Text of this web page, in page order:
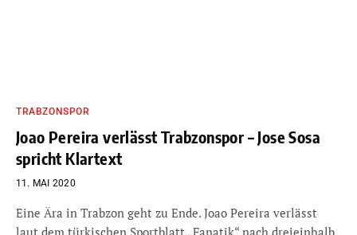
TRABZONSPOR
Joao Pereira verlässt Trabzonspor – Jose Sosa
spricht Klartext
11. MAI 2020
Eine Ära in Trabzon geht zu Ende. Joao Pereira verlässt
laut dem türkischen Sportblatt „Fanatik“ nach dreieinhalb